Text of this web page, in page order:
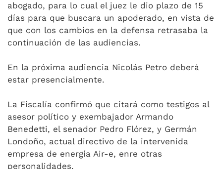
abogado, para lo cual el juez le dio plazo de 15
días para que buscara un apoderado, en vista de
que con los cambios en la defensa retrasaba la
continuación de las audiencias.
En la próxima audiencia Nicolás Petro deberá
estar presencialmente.
La Fiscalía confirmó que citará como testigos al
asesor político y exembajador Armando
Benedetti, el senador Pedro Flórez, y Germán
Londoño, actual directivo de la intervenida
empresa de energía Air-e, enre otras
personalidades.